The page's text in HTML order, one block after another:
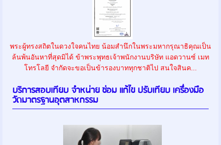
พระผู้ทรงสถิตในดวงใจคนไทย น้อมสำนึกในพระมหากรุณาธิคุณเป็น
ล้นพ้นอันหาที่สุดมิได้ ข้าพระพุทธเจ้าพนักงานบริษัท แอดวานซ์ เมท
โทรโลยี จำกัดจะขอเป็นข้ารองบาททุกชาติไป สนใจสินค...
บริการสอบเทียบ จำหน่าย ซ่อม แก้ไข ปรับเทียบ เครื่องมือ
วัดมาตรฐานอุตสาหกรรม